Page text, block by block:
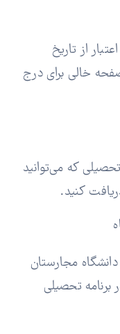
از تاریخ
خالی برای درج
که می‌توانید
کنید.
مجارستان
تحصیلی